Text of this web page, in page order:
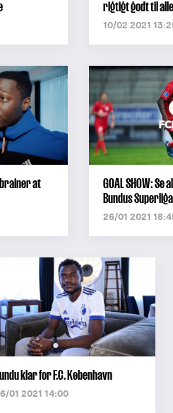
rigtigt godt til
10/02 2021
at
GOAL SHOW: Se
Bundus
26/01 2021
klar for F.C. København
01 2021 14:00